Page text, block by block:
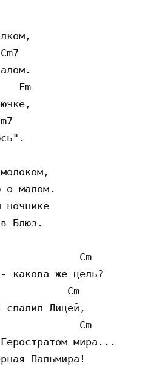
Fm
о малом.
ночнике
Блюз.
Cm
какова же цель?
Cm
спалил Лицей,
Cm
мира...